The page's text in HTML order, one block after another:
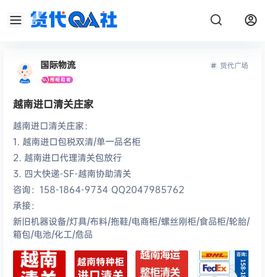
国际物流 货代广场
越南进口清关庄家
越南进口清关庄家：
1. 越南进口包税双清/单一品名柜
2. 越南进口代理清关包放行
3. 四大快递-SF-越南协助清关
咨询：158-1864-9734 QQ2047985762
承接：
新旧机器设备/灯具/布料/拖鞋/电商柜/螺丝刚柜/食品柜/轮胎/
箱包/电池/化工/危品